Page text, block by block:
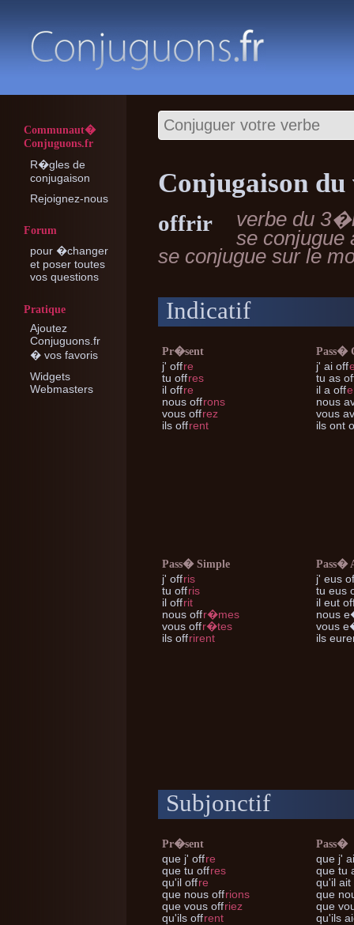
Communaut�
Conjuguons.fr
R�gles de
conjugaison
Rejoignez-nous
Forum
pour �changer
et poser toutes
vos questions
Pratique
Ajoutez
Conjuguons.fr
� vos favoris
Widgets
Webmasters
Conjugaison
offrir
verbe du
se conjugue
se conjugue sur le
Indicatif
Pr�sent
j' offre
tu offres
il offre
nous offrons
vous offrez
ils offrent
Pass�
j' ai off
tu as
il a off
nous
vous
ils ont
Pass� Simple
j' offris
tu offris
il offrit
nous offr�mes
vous offr�tes
ils offrirent
Pass�
j' eus
tu eus
il eut
nous
vous
ils
Subjonctif
Pr�sent
que j' offre
que tu offres
qu'il offre
que nous offrions
que vous offriez
qu'ils offrent
Pass�
que j'
que tu
qu'il ait
que
que
qu'ils